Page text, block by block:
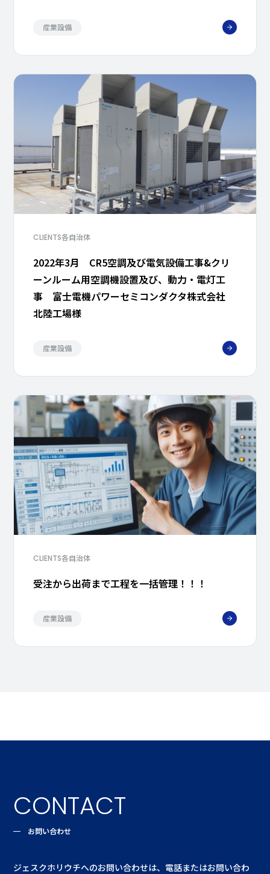
産業設備
CLIENTS各自治体
2022年3月 CR5空調及び電気設備工事&クリ
ーンルーム用空調機設置及び、動力・電灯工
事 富士電機パワーセミコンダクタ株式会社
北陸工場様
産業設備
CLIENTS各自治体
受注から出荷まで工程を一括管理！！！
産業設備
CONTACT
お問い合わせ
ジェスクホリウチへのお問い合わせは、電話またはお問い合わ